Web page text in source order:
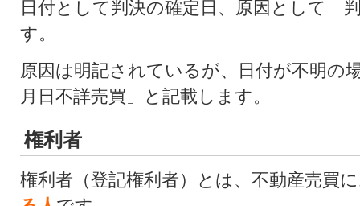
日付として判決の確定日、原因として「
す。
原因は明記されているが、日付が不明の
月日不詳売買」と記載します。
権利者
権利者（登記権利者）とは、不動産売買